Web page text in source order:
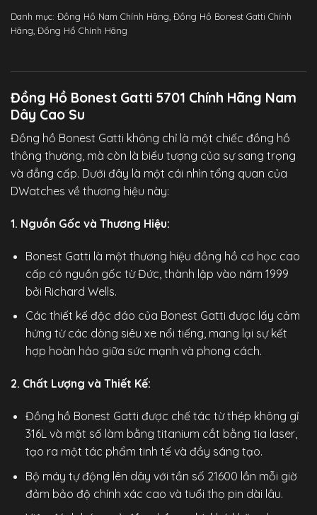
Danh mục: Đồng Hồ Nam Chính Hãng Đồng Hồ Bonest Gatti Chính
Hãng Đồng Hồ Chính Hãng
Đồng Hồ Bonest Gatti 5701 Chính Hãng Nam
Dây Cao Su
Đồng hồ Bonest Gatti không chỉ là một chiếc đồng hồ
thông thường, mà còn là biểu tượng của sự sang trọng
và đẳng cấp. Dưới đây là một cái nhìn tổng quan của
DWatches về thương hiệu này:
1. Nguồn Gốc và Thương Hiệu:
Bonest Gatti là một thương hiệu đồng hồ cơ học cao
cấp có nguồn gốc từ Đức, thành lập vào năm 1999
bởi Richard Wells.
Các thiết kế độc đáo của Bonest Gatti được lấy cảm
hứng từ các dòng siêu xe nổi tiếng, mang lại sự kết
hợp hoàn hảo giữa sức mạnh và phong cách.
2. Chất Lượng và Thiết Kế:
Đồng hồ Bonest Gatti được chế tác từ thép không gỉ
316L và mặt số làm bằng titanium cắt bằng tia laser,
tạo ra một tác phẩm tinh tế và đầy sáng tạo.
Bộ máy tự động lên dây với tần số 21600 lần mỗi giờ
đảm bảo độ chính xác cao và tuổi thọ pin dài lâu.